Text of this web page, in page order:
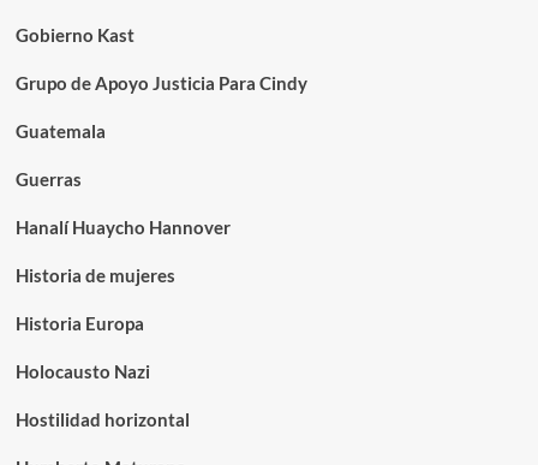
Gobierno Kast
Grupo de Apoyo Justicia Para Cindy
Guatemala
Guerras
Hanalí Huaycho Hannover
Historia de mujeres
Historia Europa
Holocausto Nazi
Hostilidad horizontal